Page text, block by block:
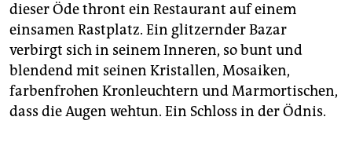
dieser Öde thront ein Restaurant auf einem
einsamen Rastplatz. Ein glitzernder Bazar
verbirgt sich in seinem Inneren, so bunt und
blendend mit seinen Kristallen, Mosaiken,
farbenfrohen Kronleuchtern und Marmortischen,
dass die Augen wehtun. Ein Schloss in der Ödnis.